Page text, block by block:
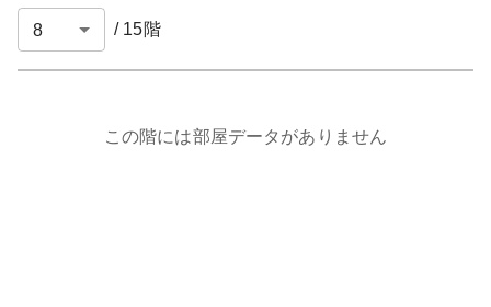
/ 15階
この階には部屋データがありません